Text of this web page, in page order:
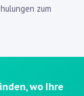
zum
wo Ihre